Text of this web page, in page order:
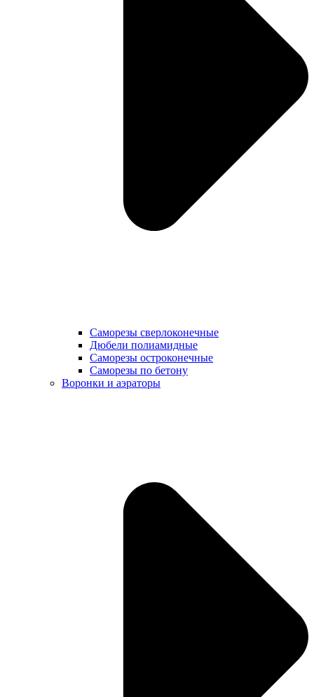
Саморезы сверлоконечные
Дюбели полиамидные
Саморезы остроконечные
Саморезы по бетону
Воронки и аэраторы